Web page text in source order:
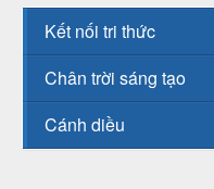
Kết nối tri thức
Chân trời sáng tạo
Cánh diều